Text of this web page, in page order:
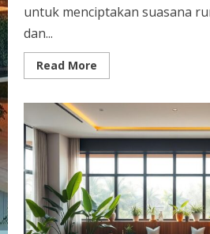
untuk menciptakan suasana
dan...
Read More
more
Interior
Furnitur
Minimalis
untuk
Rumah